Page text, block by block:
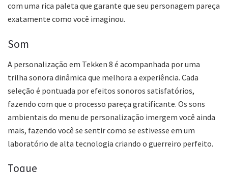
com uma rica paleta que garante que seu personagem pareça
exatamente como você imaginou.
Som
A personalização em Tekken 8 é acompanhada por uma
trilha sonora dinâmica que melhora a experiência. Cada
seleção é pontuada por efeitos sonoros satisfatórios,
fazendo com que o processo pareça gratificante. Os sons
ambientais do menu de personalização imergem você ainda
mais, fazendo você se sentir como se estivesse em um
laboratório de alta tecnologia criando o guerreiro perfeito.
Toque